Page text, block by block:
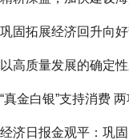
巩固拓展经济回升向
以高质量发展的确定
“真金白银”支持消费
经济日报金观平：巩